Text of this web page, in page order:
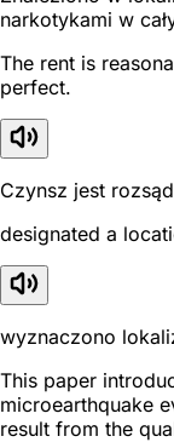
narkotykami w
The rent is
perfect.
Czynsz jest
designated a
wyznaczono
This paper
microearthquake
result from the